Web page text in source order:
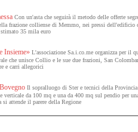
Con un'asta che seguirà il metodo delle offerte
frazione colliense di Memmo, nei pressi dell'edificio
35 mila euro
Insieme»L'associazione Sa.i.co.me organizza per il
che unisce Collio e le sue due frazioni, San
e carri allegorici
Il sopralluogo di Ster e tecnici della Provincia
verticale da 100 mq e una da 400 mq sul pendio per
attende il parere della Regione